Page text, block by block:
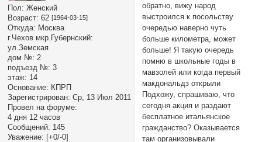
Пол: Женский
Возраст: 62 [1964-03-15]
Откуда: Москва
г.Чехов мкр.Губернский:
ул.Земская
дом №: 2
подъезд №: 3
этаж: 14
Основание: КПРП
Зарегистрирован: Ср, 13 Июл 2011
Провел на форуме:
4 дня 12 часов
Сообщений: 145
Уважение: [+0/-0]
обратно, вижу народ
выстроился к посольству
очередью наверно чуть
больше километра, может
больше! Я такую очередь
помню в школьные годы в
мавзолей или когда первый
макдональдз открыли
Подхожу, спрашиваю, что
сегодня акция и раздают
бесплатное итальянское
гражданство? Оказывается
там организовывали